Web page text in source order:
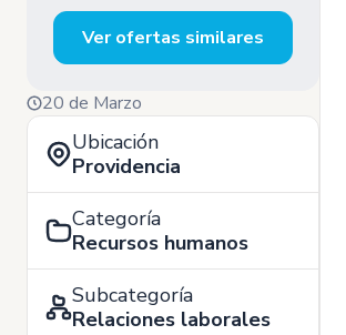
Ver ofertas similares
20 de Marzo
Ubicación
Providencia
Categoría
Recursos humanos
Subcategoría
Relaciones laborales